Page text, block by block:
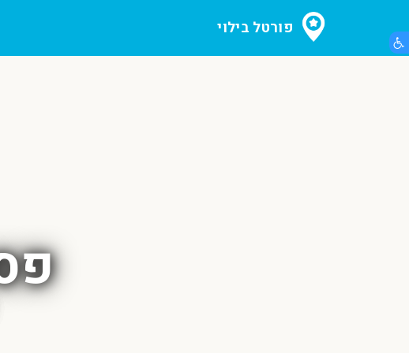
פורטל בילויהצג תפריט נגישות